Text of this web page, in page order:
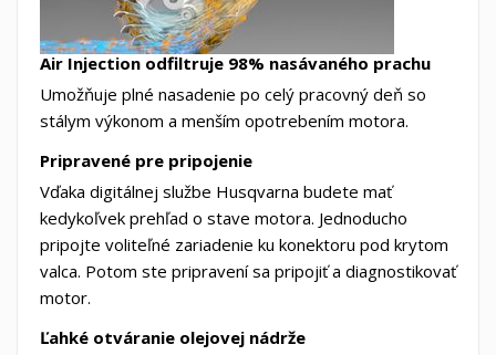
Air Injection odfiltruje 98% nasávaného prachu
Umožňuje plné nasadenie po celý pracovný deň so
stálym výkonom a menším opotrebením motora.
Pripravené pre pripojenie
Vďaka digitálnej službe Husqvarna budete mať
kedykoľvek prehľad o stave motora. Jednoducho
pripojte voliteľné zariadenie ku konektoru pod krytom
valca. Potom ste pripravení sa pripojiť a diagnostikovať
motor.
Ľahké otváranie olejovej nádrže